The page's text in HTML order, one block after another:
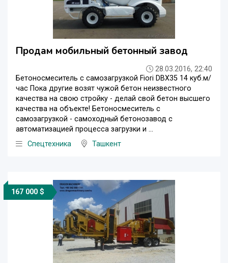
Продам мобильный бетонный завод
28.03.2016, 22:40
Бетоносмеситель с самозагрузкой Fiori DBX35 14 куб.м/
час Пока другие возят чужой бетон неизвестного
качества на свою стройку - делай свой бетон высшего
качества на объекте! Бетоносмеситель с
самозагрузкой - самоходный бетонозавод с
автоматизацией процесса загрузки и ...
Спецтехника
Ташкент
167 000 $